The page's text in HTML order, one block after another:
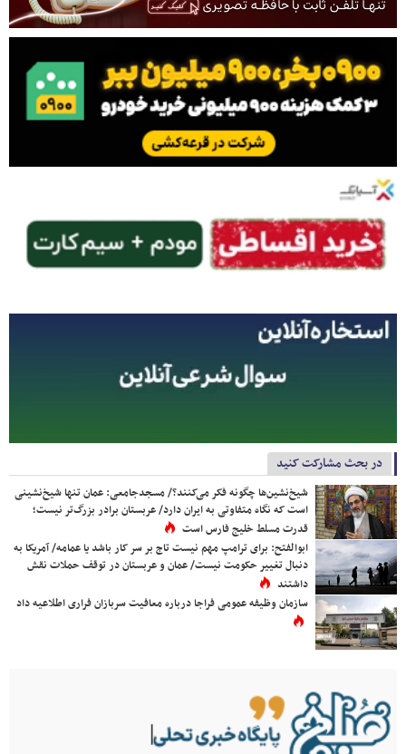
در بحث مشارکت کنید
شیخ‌نشین‌ها چگونه فکر می‌کنند؟/ مسجدجامعی: عمان تنها شیخ‌نشینی
است که نگاه متفاوتی به ایران دارد/ عربستان برادر بزرگ‌تر نیست؛
قدرت مسلط خلیج فارس است
ابوالفتح: برای ترامپ مهم نیست تاج بر سر کار باشد یا عمامه/ آمریکا به
دنبال تغییر حکومت نیست/ عمان و عربستان در توقف حملات نقش
داشتند
سازمان وظیفه عمومی فراجا درباره معافیت سربازان فراری اطلاعیه داد